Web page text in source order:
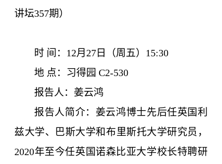
讲坛357期）
时 间：12月27日（周五）15:30
地 点：习得园 C2-530
报告人：姜云鸿
报告人简介：姜云鸿博士先后任英国利
兹大学、巴斯大学和布里斯托大学研究员，
2020年至今任英国诺森比亚大学校长特聘研